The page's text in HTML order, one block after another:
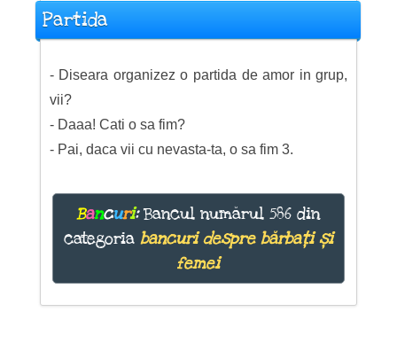
Partida
- Diseara organizez o partida de amor in grup,
vii?
- Daaa! Cati o sa fim?
- Pai, daca vii cu nevasta-ta, o sa fim 3.
Bancuri:Bancul numărul 586 din
categoria bancuri despre bărbați și
femei